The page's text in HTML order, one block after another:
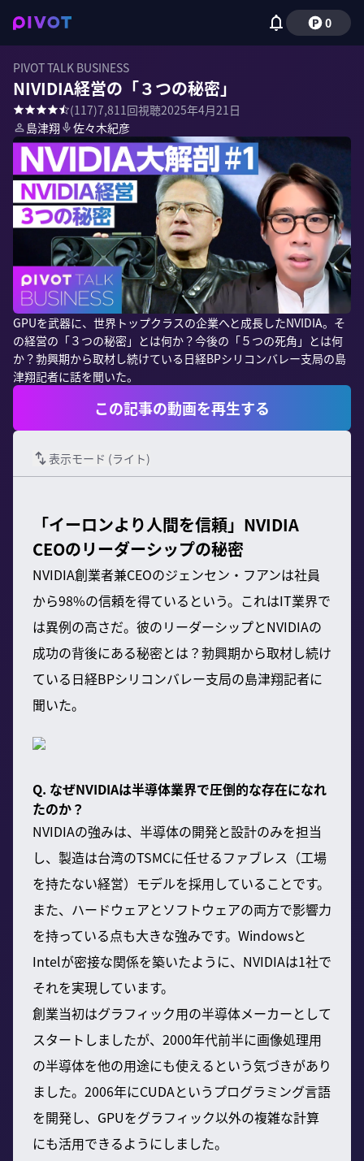
0
PIVOT TALK BUSINESS
NIVIDIA経営の「３つの秘密」
(117)7,811回視聴2025年4月21日
島津翔
佐々木紀彦
GPUを武器に、世界トップクラスの企業へと成長したNVIDIA。そ
の経営の「３つの秘密」とは何か？今後の「５つの死角」とは何
か？勃興期から取材し続けている日経BPシリコンバレー支局の島
津翔記者に話を聞いた。
この記事の動画を再生する
表示モード (ライト)
「イーロンより人間を信頼」NVIDIA
CEOのリーダーシップの秘密
NVIDIA創業者兼CEOのジェンセン・フアンは社員
から98%の信頼を得ているという。これはIT業界で
は異例の高さだ。彼のリーダーシップとNVIDIAの
成功の背後にある秘密とは？勃興期から取材し続け
ている日経BPシリコンバレー支局の島津翔記者に
聞いた。
Q. なぜNVIDIAは半導体業界で圧倒的な存在になれ
たのか？
NVIDIAの強みは、半導体の開発と設計のみを担当
し、製造は台湾のTSMCに任せるファブレス（工場
を持たない経営）モデルを採用していることです。
また、ハードウェアとソフトウェアの両方で影響力
を持っている点も大きな強みです。Windowsと
Intelが密接な関係を築いたように、NVIDIAは1社で
それを実現しています。
創業当初はグラフィック用の半導体メーカーとして
スタートしましたが、2000年代前半に画像処理用
の半導体を他の用途にも使えるという気づきがあり
ました。2006年にCUDAというプログラミング言語
を開発し、GPUをグラフィック以外の複雑な計算
にも活用できるようにしました。